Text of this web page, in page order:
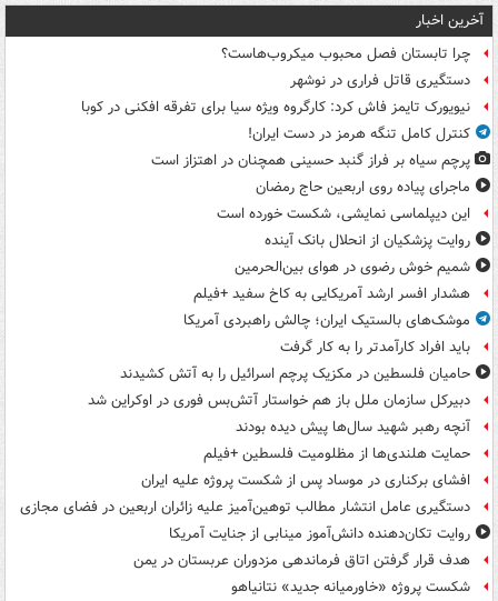
آخرین اخبار
چرا تابستان فصل محبوب میکروب‌هاست؟
دستگیری قاتل فراری در نوشهر
نیویورک تایمز فاش کرد: کارگروه ویژه سیا برای تفرقه افکنی در کوبا
کنترل کامل تنگه هرمز در دست ایران!
پرچم سیاه بر فراز گنبد حسینی همچنان در اهتزاز است
ماجرای پیاده روی اربعین حاج رمضان
این دیپلماسی نمایشی، شکست خورده است
روایت پزشکیان از انحلال بانک آینده
شمیم خوش رضوی در هوای بین‌الحرمین
هشدار افسر ارشد آمریکایی به کاخ سفید +فیلم
موشک‌های بالستیک ایران؛ چالش راهبردی آمریکا
باید افراد کارآمدتر را به کار گرفت
حامیان فلسطین در مکزیک پرچم اسرائیل را به آتش کشیدند
دبیرکل سازمان ملل باز هم خواستار آتش‌بس فوری در اوکراین شد
آنچه رهبر شهید سال‌ها پیش دیده بودند
حمایت هلندی‌ها از مظلومیت فلسطین +فیلم
افشای برکناری در موساد پس از شکست پروژه علیه ایران
دستگیری عامل انتشار مطالب توهین‌آمیز علیه زائران اربعین در فضای مجازی
روایت تکان‌دهنده دانش‌آموز مینابی از جنایت آمریکا
هدف قرار گرفتن اتاق‌ فرماندهی مزدوران عربستان در یمن
شکست پروژه «خاورمیانه جدید» نتانیاهو